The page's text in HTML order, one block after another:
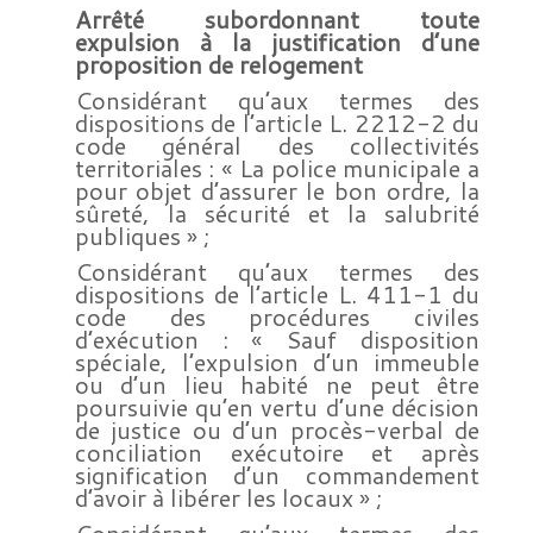
Arrêté subordonnant toute
expulsion à la justification d’une
proposition de relogement
Considérant qu’aux termes des
dispositions de l’article L. 2212-2 du
code général des collectivités
territoriales : « La police municipale a
pour objet d’assurer le bon ordre, la
sûreté, la sécurité et la salubrité
publiques » ;
Considérant qu’aux termes des
dispositions de l’article L. 411-1 du
code des procédures civiles
d’exécution : « Sauf disposition
spéciale, l’expulsion d’un immeuble
ou d’un lieu habité ne peut être
poursuivie qu’en vertu d’une décision
de justice ou d’un procès-verbal de
conciliation exécutoire et après
signification d’un commandement
d’avoir à libérer les locaux » ;